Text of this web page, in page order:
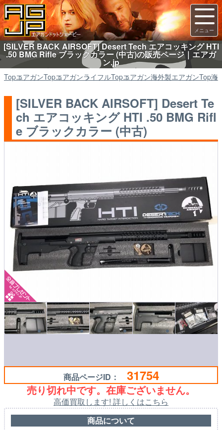
[SILVER BACK AIRSOFT] Desert Tech エアコッキング HTI
.50 BMG Rifle ブラックカラー (中古)の販売ページ｜エアガ
ン.jp
TopエアガンTopエアガンライフルTopエアガン海外製エアガンTop海
[SILVER BACK AIRSOFT] Desert Te
ch エアコッキング HTI .50 BMG Rifl
e ブラックカラー (中古)
商品ページID： 31754
売り切れ中です。在庫ございません。
高価買取します! 詳しくはこちら
商品について